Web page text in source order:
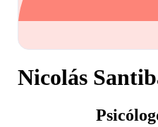
Nicolás